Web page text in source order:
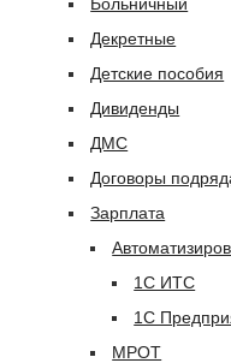
Декретные
Детские пособия
Дивиденды
ДМС
Договоры
Зарплата
1С ИТС
1С
МРОТ